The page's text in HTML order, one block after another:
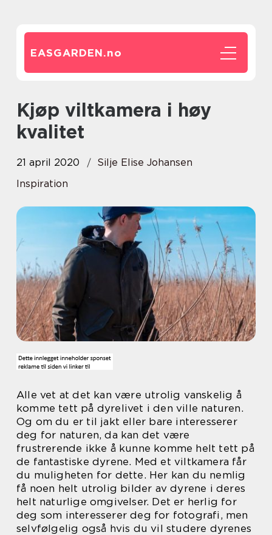
EASGARDEN.no
Kjøp viltkamera i høy
kvalitet
21 april 2020
Silje Elise Johansen
Inspiration
Alle vet at det kan være utrolig vanskelig å
komme tett på dyrelivet i den ville naturen.
Og om du er til jakt eller bare interesserer
deg for naturen, da kan det være
frustrerende ikke å kunne komme helt tett på
de fantastiske dyrene. Med et viltkamera får
du muligheten for dette. Her kan du nemlig
få noen helt utrolig bilder av dyrene i deres
helt naturlige omgivelser. Det er herlig for
deg som interesserer deg for fotografi, men
selvfølgelig også hvis du vil studere dyrenes